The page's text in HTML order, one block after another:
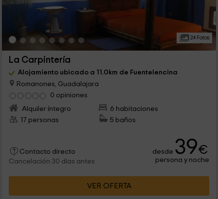
24 Fotos
La Carpintería
Alojamiento ubicado a 11.0km de Fuentelencina
Romanones, Guadalajara
0 opiniones
Alquiler íntegro
6 habitaciones
17 personas
5 baños
Contacto directo
Cancelación 30 días antes
desde 39€
persona y noche
VER OFERTA